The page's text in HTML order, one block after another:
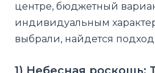
центре, бюджетный
индивидуальным
выбрали, найдется